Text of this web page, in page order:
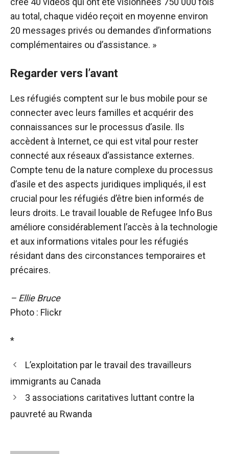
au total, chaque vidéo reçoit en moyenne environ
20 messages privés ou demandes d’informations
complémentaires ou d’assistance. »
Regarder vers l’avant
Les réfugiés comptent sur le bus mobile pour se
connecter avec leurs familles et acquérir des
connaissances sur le processus d’asile. Ils
accèdent à Internet, ce qui est vital pour rester
connecté aux réseaux d’assistance externes.
Compte tenu de la nature complexe du processus
d’asile et des aspects juridiques impliqués, il est
crucial pour les réfugiés d’être bien informés de
leurs droits. Le travail louable de Refugee Info Bus
améliore considérablement l’accès à la technologie
et aux informations vitales pour les réfugiés
résidant dans des circonstances temporaires et
précaires.
– Ellie Bruce
Photo : Flickr
*
L’exploitation par le travail des travailleurs
immigrants au Canada
3 associations caritatives luttant contre la
pauvreté au Rwanda